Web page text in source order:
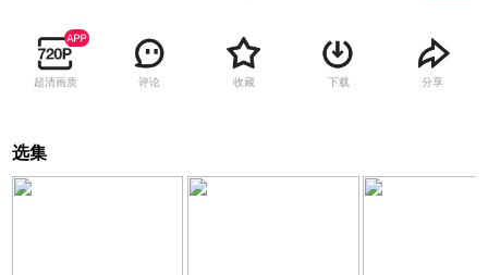
超清画质 评论 收藏 下载 分享
选集